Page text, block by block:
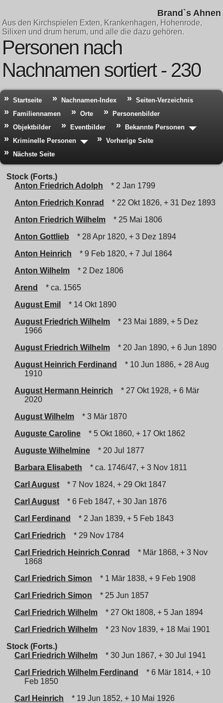
Brand`s Ahnen
Aus den Kirchspielen Exten, Krankenhagen, Hohenrode,
Silixen und drum herum, und alle die dazu gehören.
Personen nach
Nachnamen sortiert - 230
Startseite Nachnamen-Index
Seiten-Verzeichnis
Familiennamen
Orte
Personenbilder
Objektbilder
Eventbilder
Bekannte Personen
Kriminelle Personen
Vorherige Seite
Nächste Seite
Stock (Forts.)
Anton Friedrich Adolph
* 2 Jan 1799
Anton Friedrich Konrad
* 22 Okt 1826, + 31 Dez 1893
Anton Friedrich Wilhelm
* 25 Mai 1806
Anton Gottlieb
* 28 Apr 1820, + 3 Dez 1894
Anton Heinrich
* 9 Feb 1820, + 7 Jul 1864
Anton Wilhelm
* 2 Dez 1806
Arend
* ca. 1565
August Emil
* 14 Okt 1890
August Friedrich Wilhelm
* 23 Mai 1889, + 5 Dez
1966
August Friedrich Wilhelm
* 20 Jan 1890, + 6 Jun 1890
August Heinrich Ferdinand
* 10 Jun 1886, + 28 Aug
1910
August Hermann Heinrich
* 27 Okt 1928, + 6 Mär
2020
August Wilhelm
* 3 Mär 1870
Auguste Caroline
* 5 Okt 1860, + 17 Okt 1862
Auguste Wilhelmine
* 20 Jul 1877
Barbara Elisabeth
* ca. 1746/47, + 3 Nov 1811
Carl August
* 7 Nov 1824, + 29 Okt 1847
Carl August
* 6 Feb 1847, + 30 Jan 1876
Carl Ferdinand
* 2 Jan 1839, + 5 Feb 1843
Carl Friedrich
* 29 Nov 1784
Carl Friedrich Heinrich Conrad
* Mär 1868, + 3 Nov
1868
Carl Friedrich Simon
* 1 Mär 1838, + 9 Feb 1908
Carl Friedrich Simon
* 25 Jun 1857
Carl Friedrich Wilhelm
* 27 Okt 1808, + 5 Jan 1894
Carl Friedrich Wilhelm
* 23 Nov 1839, + 18 Mai 1901
Stock (Forts.)
Carl Friedrich Wilhelm
* 30 Jun 1867, + 30 Jul 1941
Carl Friedrich Wilhelm Ferdinand
* 6 Mär 1814, + 10
Feb 1850
Carl Heinrich
* 19 Jun 1852, + 10 Mai 1926